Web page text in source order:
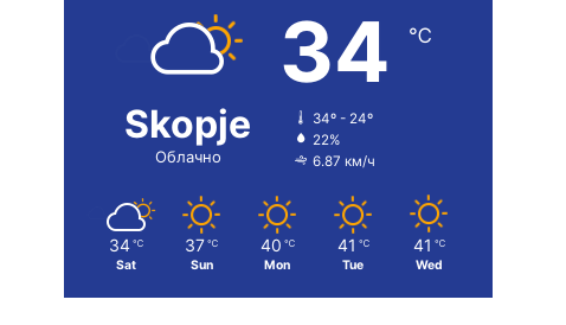
Skopje
Облачно
34 ℃
34º - 24º
22%
6.87 км/ч
34 ℃
Sat
37 ℃
Sun
40 ℃
Mon
41 ℃
Tue
41 ℃
Wed